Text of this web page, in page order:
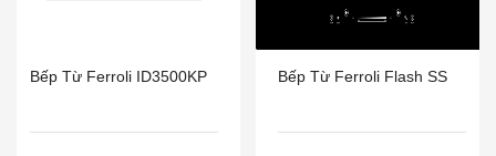
Bếp Từ Ferroli ID3500KP Bếp Từ Ferroli Flash SS